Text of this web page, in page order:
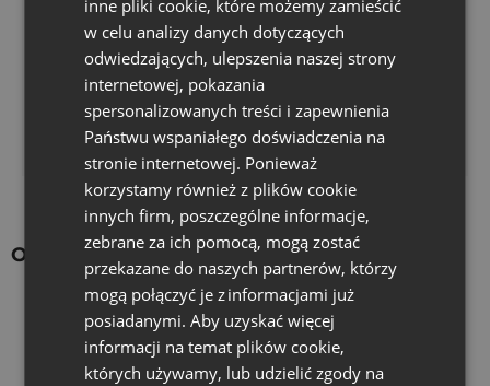
Czy potrzebujesz niestandardowej tkaniny,
rozmiaru lub koloru?
Przejdź do formularza zamówienia indywidualnego.
Wypełnij formularz
Ostatnio oglądane produkty
inne pliki cookie, które możemy zamieścić
w celu analizy danych dotyczących
odwiedzających, ulepszenia naszej strony
internetowej, pokazania
spersonalizowanych treści i zapewnienia
Państwu wspaniałego doświadczenia na
stronie internetowej. Ponieważ
korzystamy również z plików cookie
innych firm, poszczególne informacje,
zebrane za ich pomocą, mogą zostać
przekazane do naszych partnerów, którzy
mogą połączyć je z informacjami już
posiadanymi. Aby uzyskać więcej
informacji na temat plików cookie,
których używamy, lub udzielić zgody na